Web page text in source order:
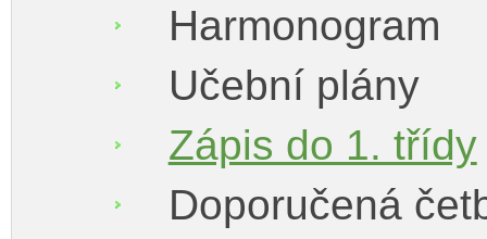
Harmonogram
Učební plány
Zápis do 1. třídy
Doporučená